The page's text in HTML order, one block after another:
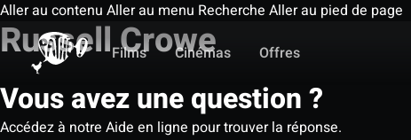
Aller au contenu Aller au menu Recherche Aller au pied de page
Films
Cinémas Offres
Russell Crowe
Vous avez une question ?
Accédez à notre Aide en ligne pour trouver la réponse.